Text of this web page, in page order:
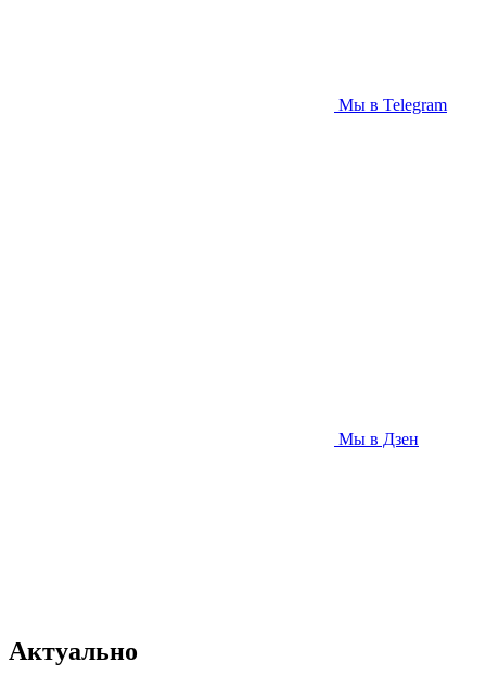
Мы в Telegram
Мы в Дзен
Актуально